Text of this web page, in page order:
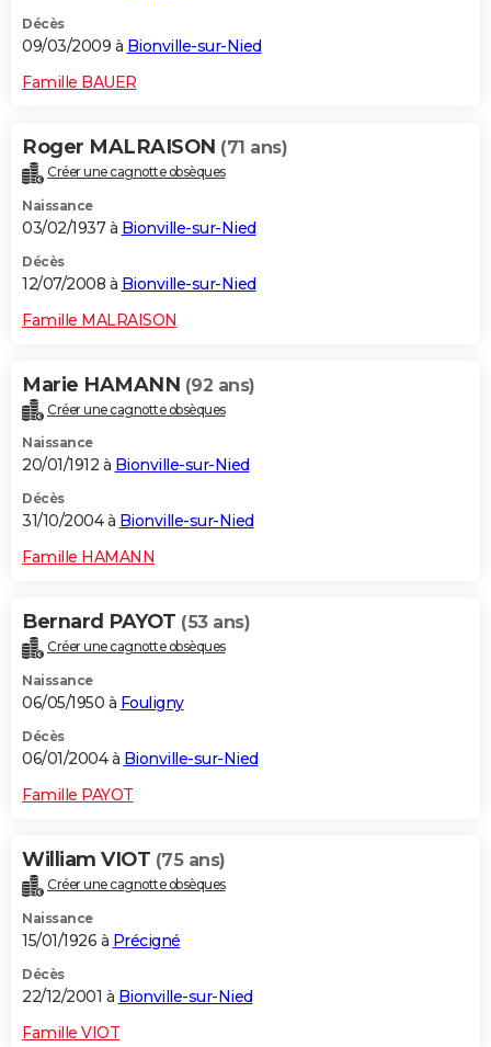
Décès
09/03/2009 à Bionville-sur-Nied
Famille BAUER
Roger MALRAISON (71 ans)
Créer une cagnotte obsèques
Naissance
03/02/1937 à Bionville-sur-Nied
Décès
12/07/2008 à Bionville-sur-Nied
Famille MALRAISON
Marie HAMANN (92 ans)
Créer une cagnotte obsèques
Naissance
20/01/1912 à Bionville-sur-Nied
Décès
31/10/2004 à Bionville-sur-Nied
Famille HAMANN
Bernard PAYOT (53 ans)
Créer une cagnotte obsèques
Naissance
06/05/1950 à Fouligny
Décès
06/01/2004 à Bionville-sur-Nied
Famille PAYOT
William VIOT (75 ans)
Créer une cagnotte obsèques
Naissance
15/01/1926 à Précigné
Décès
22/12/2001 à Bionville-sur-Nied
Famille VIOT